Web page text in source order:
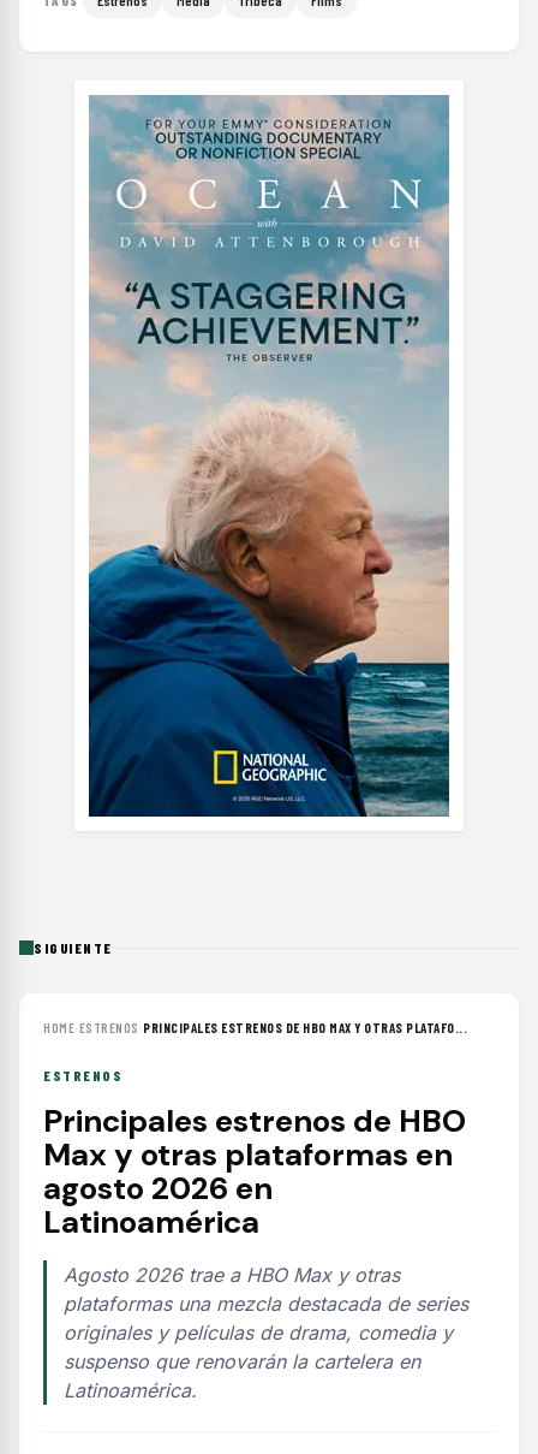
SIGUIENTE
HOME›ESTRENOS ›PRINCIPALES ESTRENOS DE HBO MAX Y OTRAS PLATAFO...
ESTRENOS
Principales estrenos de HBO
Max y otras plataformas en
agosto 2026 en
Latinoamérica
Agosto 2026 trae a HBO Max y otras
plataformas una mezcla destacada de series
originales y películas de drama, comedia y
suspenso que renovarán la cartelera en
Latinoamérica.